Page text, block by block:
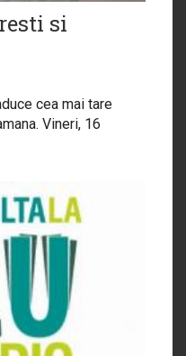
si
cea mai tare
Vineri, 16